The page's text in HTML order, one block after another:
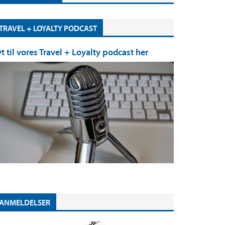
+ LOYALTY PODCAST
til vores Travel + Loyalty podcast her